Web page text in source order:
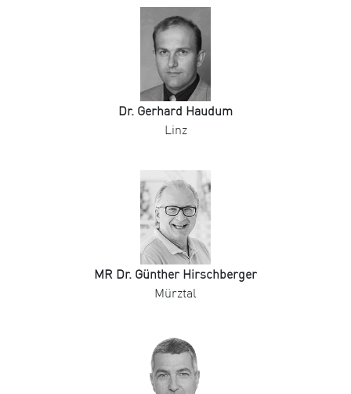
Dr. Gerhard Haudum
Linz
MR Dr. Günther Hirschberger
Mürztal